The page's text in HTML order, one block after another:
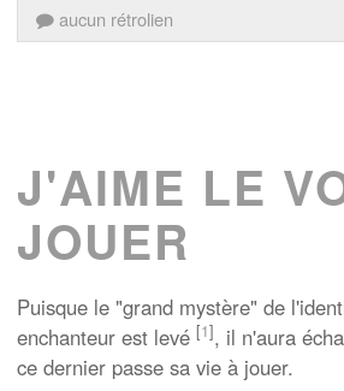
aucun rétrolien
J'AIME LE
JOUER
Puisque le "grand mystère" de
enchanteur est levé [1], il n'aura
ce dernier passe sa vie à jouer.